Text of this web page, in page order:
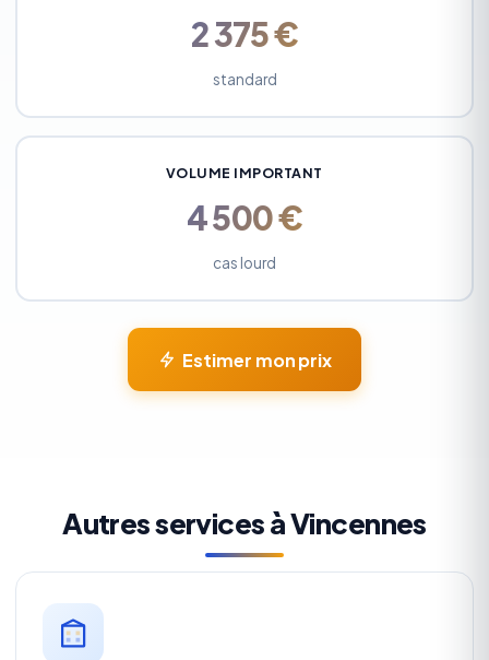
2 375 €
standard
VOLUME IMPORTANT
4 500 €
cas lourd
Estimer mon prix
Autres services à Vincennes